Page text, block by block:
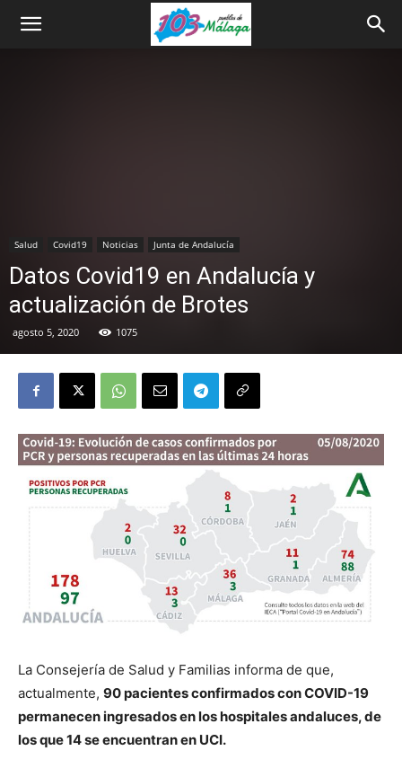
Salud Covid19 Noticias Junta de Andalucía
Datos Covid19 en Andalucía y
actualización de Brotes
agosto 5, 2020 1075
La Consejería de Salud y Familias informa de que,
actualmente, 90 pacientes confirmados con COVID-19
permanecen ingresados en los hospitales andaluces, de
los que 14 se encuentran en UCI.